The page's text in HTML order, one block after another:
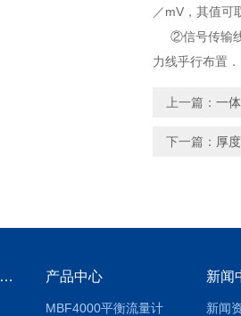
／mV，其值可
②信号传输线
力线乎行布置．
上一篇： 一
下一篇： 厚
关于深夜网站在线观看 产品中心
MBF4000平衡流量计
新闻
新闻